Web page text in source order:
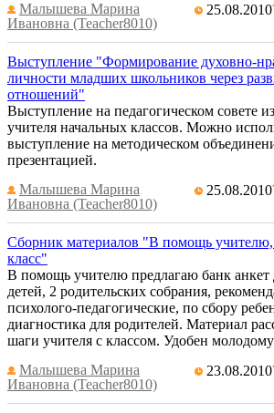
Малышева Марина
Ивановна (Teacher8010)
25.08.2010
Выступление "Формирование духовно-
личности младших школьников через
отношений"
Выступление на педагогическом совете
учителя начальных классов. Можно
выступление на методическом
презентацией.
Малышева Марина
Ивановна (Teacher8010)
25.08.2010
Сборник материалов "В помощь
класс"
В помощь учителю предлагаю банк анкет
детей, 2 родительских собрания,
психолого-педагогические, по сбору
диагностика для родителей. Материал
шаги учителя с классом. Удобен молодому
Малышева Марина
Ивановна (Teacher8010)
23.08.2010